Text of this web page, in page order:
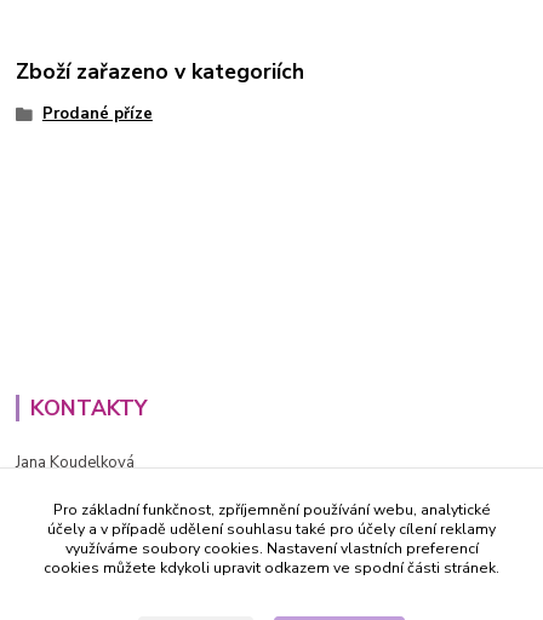
Zboží zařazeno v kategoriích
Prodané příze
KONTAKTY
Jana Koudelková
PO - PÁ (8-16h)
info@decida.cz
Pro základní funkčnost, zpříjemnění používání webu, analytické
účely a v případě udělení souhlasu také pro účely cílení reklamy
využíváme soubory cookies. Nastavení vlastních preferencí
cookies můžete kdykoli upravit odkazem ve spodní části stránek.